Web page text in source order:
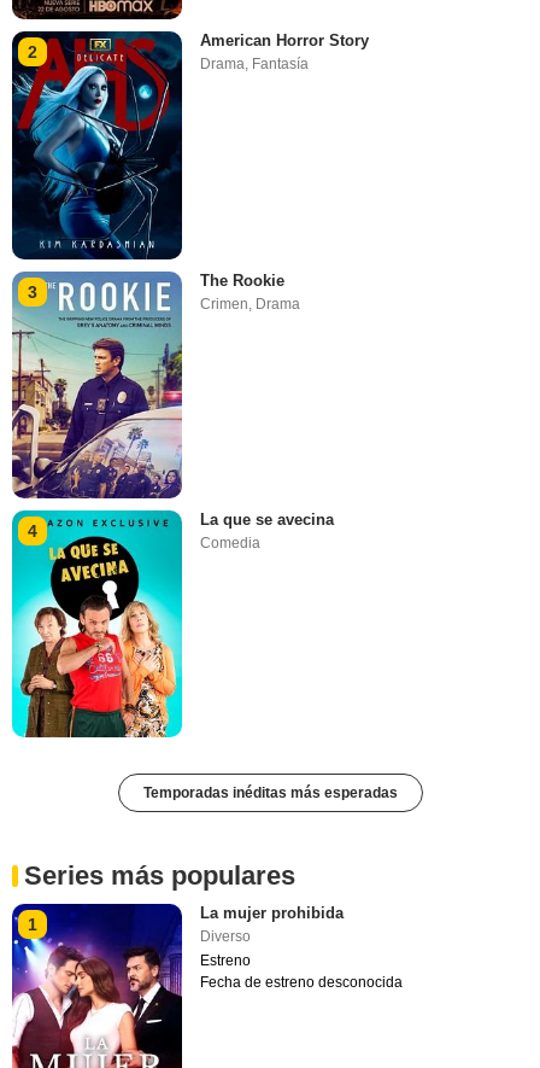
2
American Horror Story
Drama, Fantasía
3
The Rookie
Crimen Drama
4
La que se avecina
Comedia
Temporadas inéditas más esperadas
Series más populares
1
La mujer prohibida
Diverso
Estreno
Fecha de estreno desconocida